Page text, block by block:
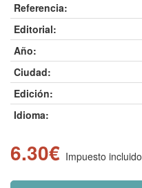
Referencia:
Editorial:
Año:
Ciudad:
Edición:
Idioma:
6.30€ Impuesto incluido